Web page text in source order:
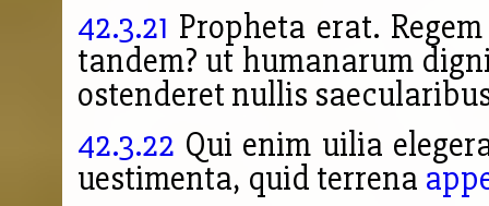
42.3.21 Propheta erat.
tandem? ut humanarum
ostenderet nullis
42.3.22 Qui enim uilia
uestimenta, quid terrena